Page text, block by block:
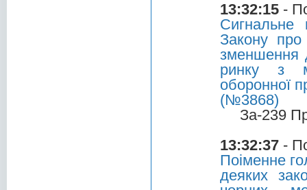
13:32:15 -
Сигнальне
Закону
зменшення
ринку з
оборонної
(№3868)
За-239
13:32:37 -
Поіменне
деяких